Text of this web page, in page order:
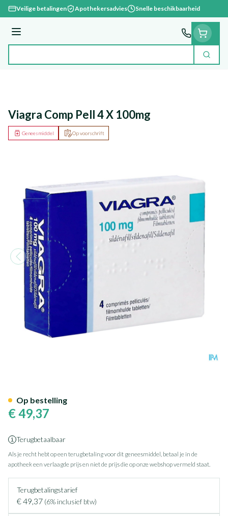
Ga naar de inhoud
Veilige betalingen Apothekersadvies Snelle beschikbaarheid
Menu
Zoek
Viagra Comp Pell 4 X 100mg
Op voorschrift
Geneesmiddel
€ 49,37
Terugbetaalbaar
Als je recht hebt op een terugbetaling voor dit geneesmiddel, betaal je in de
apotheek een verlaagde prijs en niet de prijs die op onze webshop vermeld staat.
Terugbetalingstarief
€ 49,37 (6% inclusief btw)
Op bestelling